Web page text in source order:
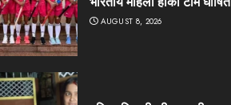
AUGUST 8, 2026